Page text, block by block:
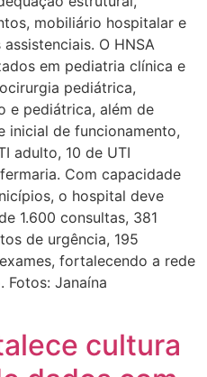
mobiliário hospitalar e
O HNSA
em pediatria clínica e
pediátrica,
e pediátrica, além de
inicial de funcionamento,
adulto, 10 de UTI
Com capacidade
o hospital deve
1.600 consultas, 381
de urgência, 195
fortalecendo a rede
Fotos: Janaína
cultura